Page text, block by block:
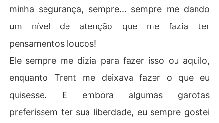
minha segurança, sempre... sempre me dando
um nível de atenção que me fazia ter
pensamentos loucos!
Ele sempre me dizia para fazer isso ou aquilo,
enquanto Trent me deixava fazer o que eu
quisesse. E embora algumas garotas
preferissem ter sua liberdade, eu sempre gostei